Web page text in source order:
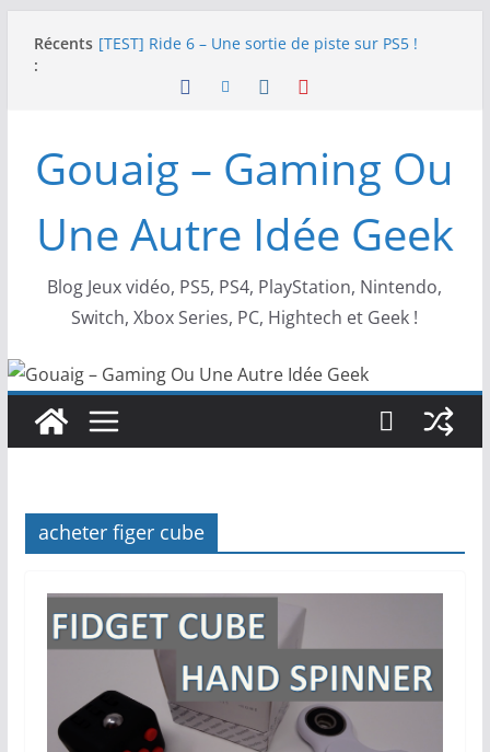
Récents
:
[TEST] Ride 6 – Une sortie de piste sur PS5 !
NEOGEO AES+ : La légende de l’arcade est de
SWITCH 2 : Nouveaux accessoires Turtle Beach X
Gouaig – Gaming Ou
Une Autre Idée Geek
Blog Jeux vidéo, PS5, PS4, PlayStation, Nintendo,
Switch, Xbox Series, PC, Hightech et Geek !
acheter figer cube